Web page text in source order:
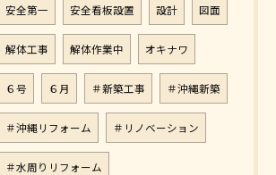
安全第一 安全看板設置 設計 図面
解体工事 解体作業中 オキナワ
６号 ６月 ＃新築工事 ＃沖縄新築
＃沖縄リフォーム ＃リノベーション
＃水周りリフォーム